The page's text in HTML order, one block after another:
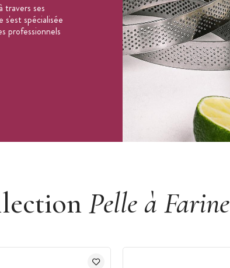
travers ses
spécialisée
professionnels
Pelle à Farine